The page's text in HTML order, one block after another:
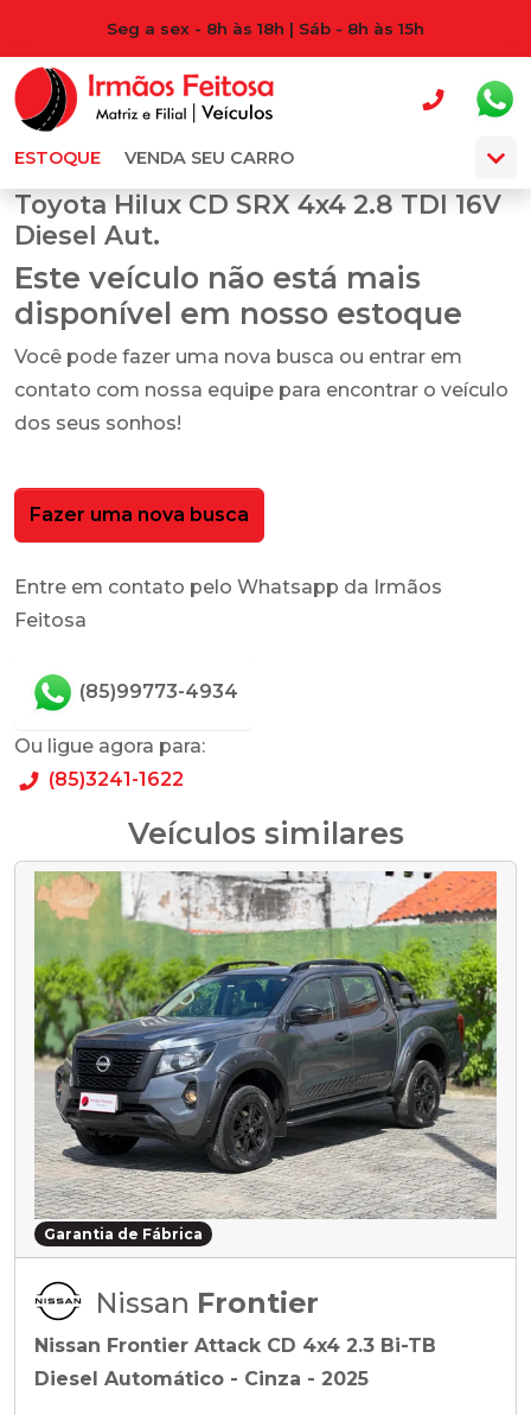
Seg a sex - 8h às 18h | Sáb - 8h às 15h
ESTOQUE VENDA SEU CARRO
Toyota Hilux CD SRX 4x4 2.8 TDI 16V
Diesel Aut.
Este veículo não está mais
disponível em nosso estoque
Você pode fazer uma nova busca ou entrar em
contato com nossa equipe para encontrar o veículo
dos seus sonhos!
Fazer uma nova busca
Entre em contato pelo Whatsapp da Irmãos
Feitosa
(85)99773-4934
Ou ligue agora para:
(85)3241-1622
Veículos similares
Garantia de Fábrica
Nissan Frontier
Nissan Frontier Attack CD 4x4 2.3 Bi-TB
Diesel Automático - Cinza - 2025